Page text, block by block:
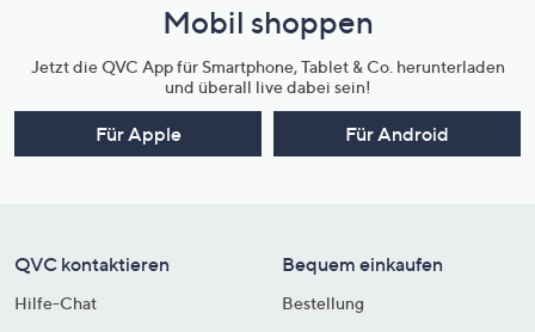
Mobil shoppen
Jetzt die QVC App für Smartphone, Tablet & Co. herunterladen
und überall live dabei sein!
Für Apple Für Android
QVC kontaktieren
Hilfe-Chat
Bequem einkaufen
Bestellung